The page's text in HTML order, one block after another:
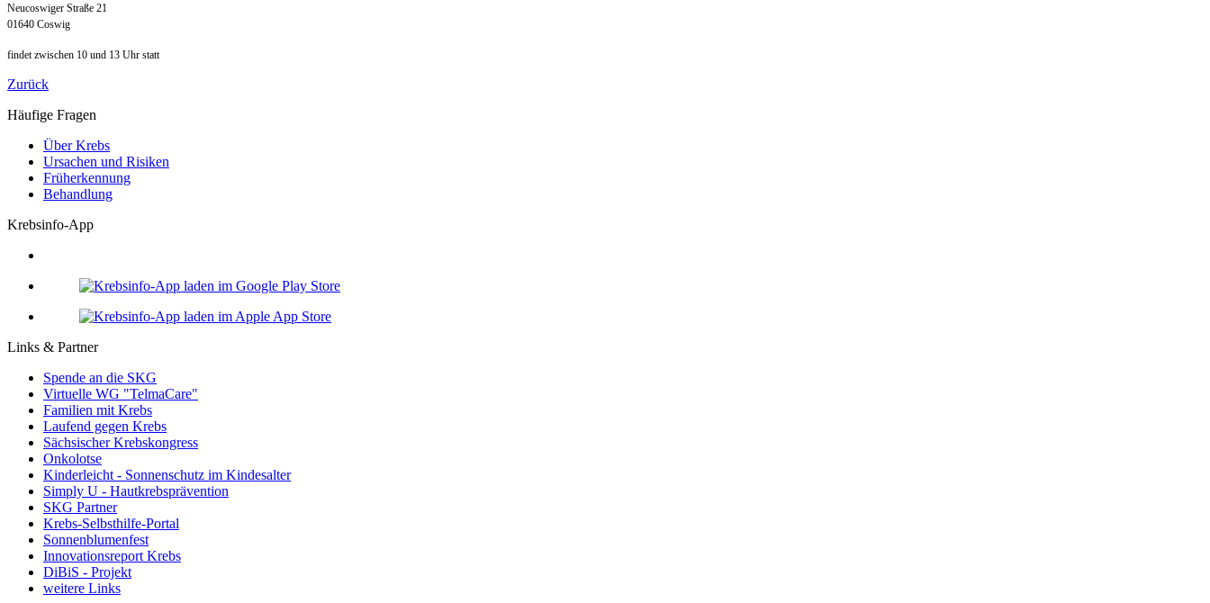
Neucoswiger Straße 21
01640 Coswig
findet zwischen 10 und 13 Uhr statt
Zurück
Häufige Fragen
Über Krebs
Ursachen und Risiken
Früherkennung
Behandlung
Krebsinfo-App
Links & Partner
Spende an die SKG
Virtuelle WG "TelmaCare"
Familien mit Krebs
Laufend gegen Krebs
Sächsischer Krebskongress
Onkolotse
Kinderleicht - Sonnenschutz im Kindesalter
Simply U - Hautkrebsprävention
SKG Partner
Krebs-Selbsthilfe-Portal
Sonnenblumenfest
Innovationsreport Krebs
DiBiS - Projekt
weitere Links